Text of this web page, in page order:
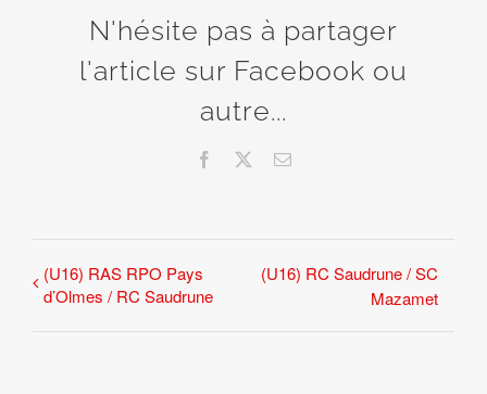
N'hésite pas à partager
l'article sur Facebook ou
autre...
Facebook Email
(U16) RAS RPO Pays
d’Olmes / RC Saudrune
(U16) RC Saudrune / SC
Mazamet